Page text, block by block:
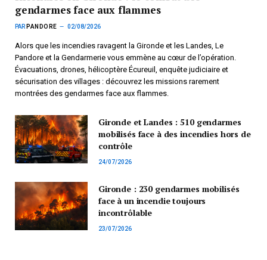
gendarmes face aux flammes
PAR PANDORE 02/08/2026
Alors que les incendies ravagent la Gironde et les Landes, Le
Pandore et la Gendarmerie vous emmène au cœur de l’opération.
Évacuations, drones, hélicoptère Écureuil, enquête judiciaire et
sécurisation des villages : découvrez les missions rarement
montrées des gendarmes face aux flammes.
Gironde et Landes : 510 gendarmes
mobilisés face à des incendies hors de
contrôle
24/07/2026
Gironde : 230 gendarmes mobilisés
face à un incendie toujours
incontrôlable
23/07/2026